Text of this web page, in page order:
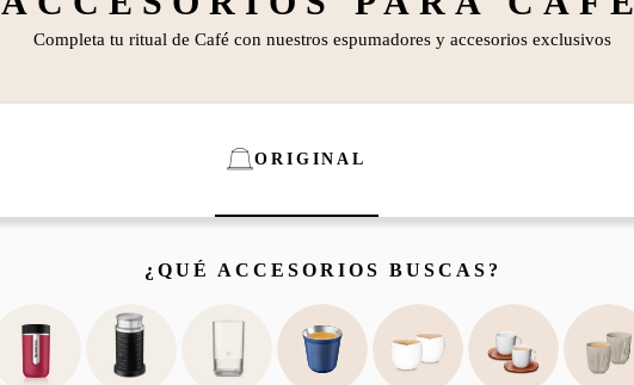
Completa tu ritual de Café con nuestros espumadores y accesorios exclusivos
ORIGINAL
¿QUÉ ACCESORIOS BUSCAS?